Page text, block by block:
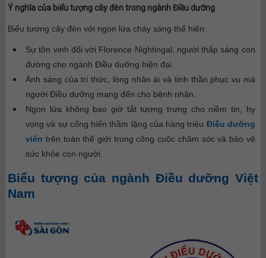
Ý nghĩa của biểu tượng cây đèn trong ngành Điều dưỡng
Biểu tượng cây đèn với ngọn lửa cháy sáng thể hiện:
Sự tôn vinh đối với Florence Nightingal, người thắp sáng con
đường cho ngành Điều dưỡng hiện đại.
Ánh sáng của tri thức, lòng nhân ái và tinh thần phục vụ mà
người Điều dưỡng mang đến cho bệnh nhân.
Ngọn lửa không bao giờ tắt tượng trưng cho niềm tin, hy
vọng và sự cống hiến thầm lặng của hàng triệu Điều dưỡng
viên trên toàn thế giới trong công cuộc chăm sóc và bảo vệ
sức khỏe con người.
Biểu tượng của ngành Điều dưỡng Việt
Nam